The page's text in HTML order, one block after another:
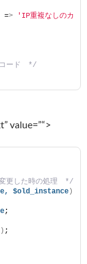
=>
'IP重複なしのカ
ード　*/
value=”“>
更した時の処理　*/
$old_instance )
;
]) ;